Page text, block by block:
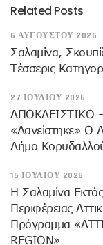
Related Posts
6 ΑΥΓΟΎΣΤΟΥ 2026
Σαλαμίνα,
Τέσσερις
27 ΙΟΥΛΊΟΥ 2026
ΑΠΟΚΛΕΙΣΤΙΚΟ
«δανείστηκε» Ο
Δήμο
15 ΙΟΥΛΊΟΥ 2026
H Σαλαμίνα
Περιφέρειας
Πρόγραμμα
REGION»